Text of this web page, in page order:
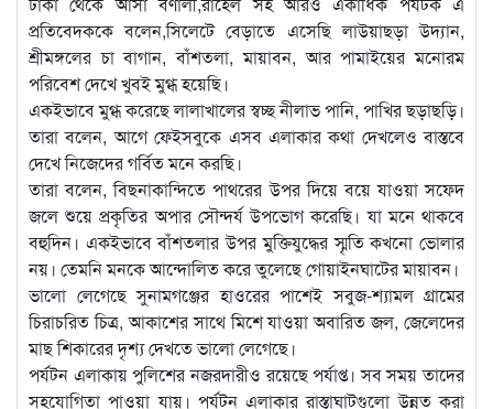
প্রতিবেদককে বলেন,সিলেটে বেড়াতে এসেছি লাউয়াছড়া উদ্যান,
শ্রীমঙ্গলের চা বাগান, বাঁশতলা, মায়াবন, আর পামাইয়ের মনোরম
পরিবেশ দেখে খুবই মুগ্ধ হয়েছি।
একইভাবে মুগ্ধ করেছে লালাখালের স্বচ্ছ নীলাভ পানি, পাখির ছড়াছড়ি।
তারা বলেন, আগে ফেইসবুকে এসব এলাকার কথা দেখলেও বাস্তবে
দেখে নিজেদের গর্বিত মনে করছি।
তারা বলেন, বিছনাকান্দিতে পাথরের উপর দিয়ে বয়ে যাওয়া সফেদ
জলে শুয়ে প্রকৃতির অপার সৌন্দর্য উপভোগ করেছি। যা মনে থাকবে
বহুদিন। একইভাবে বাঁশতলার উপর মুক্তিযুদ্ধের স্মৃতি কখনো ভোলার
নয়। তেমনি মনকে আন্দোলিত করে তুলেছে গোয়াইনঘাটের মায়াবন।
ভালো লেগেছে সুনামগঞ্জের হাওরের পাশেই সবুজ-শ্যামল গ্রামের
চিরাচরিত চিত্র, আকাশের সাথে মিশে যাওয়া অবারিত জল, জেলেদের
মাছ শিকারের দৃশ্য দেখতে ভালো লেগেছে।
পর্যটন এলাকায় পুলিশের নজরদারীও রয়েছে পর্যাপ্ত। সব সময় তাদের
সহযোগিতা পাওয়া যায়। পর্যটন এলাকার রাস্তাঘাটগুলো উন্নত করা